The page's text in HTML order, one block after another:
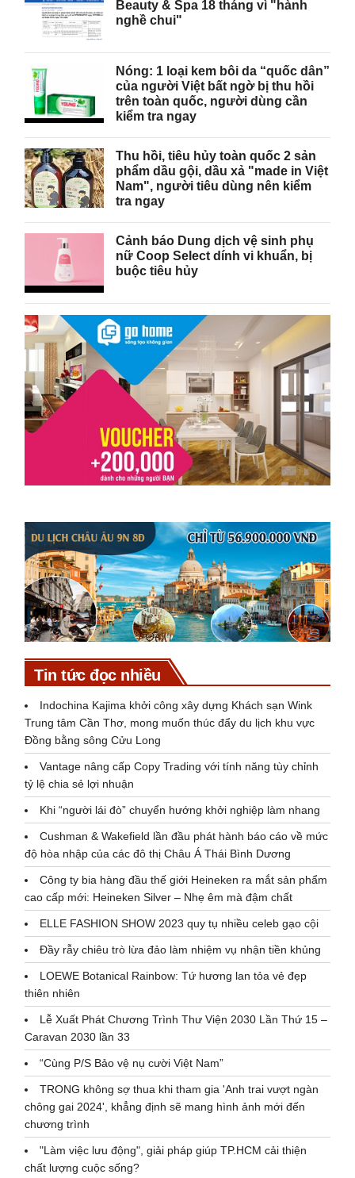
Beauty & Spa 18 tháng vì "hành
nghề chui"
Nóng: 1 loại kem bôi da “quốc dân”
của người Việt bất ngờ bị thu hồi
trên toàn quốc, người dùng cần
kiểm tra ngay
Thu hồi, tiêu hủy toàn quốc 2 sản
phẩm dầu gội, dầu xả "made in Việt
Nam", người tiêu dùng nên kiểm
tra ngay
Cảnh báo Dung dịch vệ sinh phụ
nữ Coop Select dính vi khuẩn, bị
buộc tiêu hủy
Tin tức đọc nhiều
Indochina Kajima khởi công xây dựng Khách sạn Wink
Trung tâm Cần Thơ, mong muốn thúc đẩy du lịch khu vực
Đồng bằng sông Cửu Long
Vantage nâng cấp Copy Trading với tính năng tùy chỉnh
tỷ lệ chia sẻ lợi nhuận
Khi “người lái đò” chuyển hướng khởi nghiệp làm nhang
Cushman & Wakefield lần đầu phát hành báo cáo về mức
độ hòa nhập của các đô thị Châu Á Thái Bình Dương
Công ty bia hàng đầu thế giới Heineken ra mắt sản phẩm
cao cấp mới: Heineken Silver – Nhẹ êm mà đậm chất
ELLE FASHION SHOW 2023 quy tụ nhiều celeb gạo cội
Đầy rẫy chiêu trò lừa đảo làm nhiệm vụ nhận tiền khủng
LOEWE Botanical Rainbow: Tứ hương lan tỏa vẻ đẹp
thiên nhiên
Lễ Xuất Phát Chương Trình Thư Viện 2030 Lần Thứ 15 –
Caravan 2030 lần 33
“Cùng P/S Bảo vệ nụ cười Việt Nam”
TRONG không sợ thua khi tham gia 'Anh trai vượt ngàn
chông gai 2024', khẳng định sẽ mang hình ảnh mới đến
chương trình
"Làm việc lưu động", giải pháp giúp TP.HCM cải thiện
chất lượng cuộc sống?